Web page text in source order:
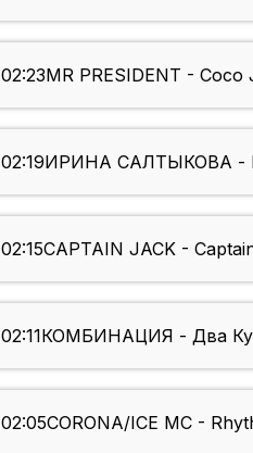
02:23MR PRESIDENT - Coco
02:19ИРИНА САЛТЫКОВА -
02:15CAPTAIN JACK -
02:11КОМБИНАЦИЯ - Два
02:05CORONA/ICE MC -